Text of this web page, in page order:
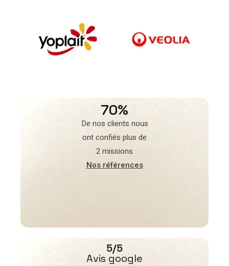
70%
De nos clients nous
ont confiés plus de
2 missions
Nos références
5/5
Avis google